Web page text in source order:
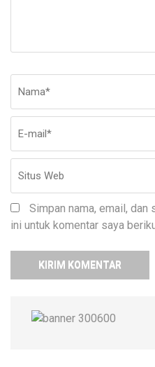
Simpan nama, email,
ini untuk komentar saya